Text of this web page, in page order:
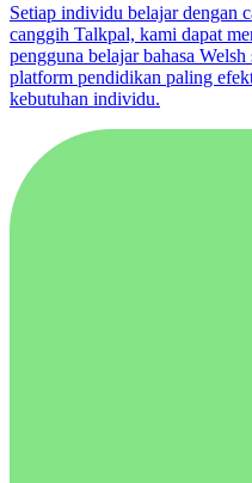
Setiap individu belajar dengan
canggih Talkpal, kami dapat
pengguna belajar bahasa
platform pendidikan paling
kebutuhan individu.